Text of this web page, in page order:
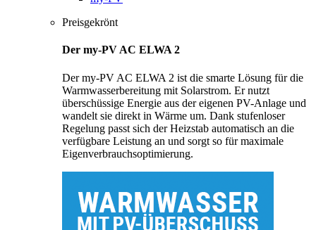
Preisgekrönt
Der my-PV AC ELWA 2
Der my-PV AC ELWA 2 ist die smarte Lösung für die
Warmwasserbereitung mit Solarstrom. Er nutzt
überschüssige Energie aus der eigenen PV-Anlage und
wandelt sie direkt in Wärme um. Dank stufenloser
Regelung passt sich der Heizstab automatisch an die
verfügbare Leistung an und sorgt so für maximale
Eigenverbrauchsoptimierung.